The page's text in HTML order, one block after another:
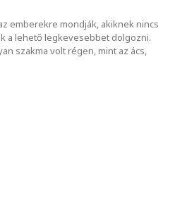
emberekre mondják, akiknek nincs
a lehető legkevesebbet dolgozni.
szakma volt régen, mint az ács,